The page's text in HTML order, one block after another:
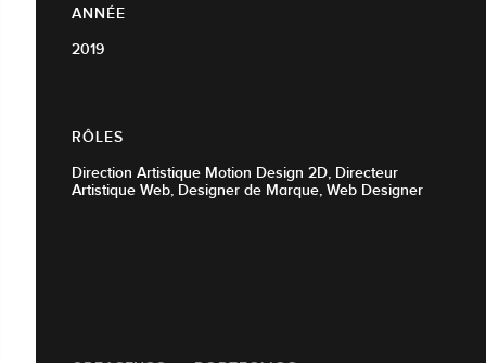
ANNÉE
2019
RÔLES
Direction Artistique Motion Design 2D, Directeur
Artistique Web, Designer de Marque, Web Designer